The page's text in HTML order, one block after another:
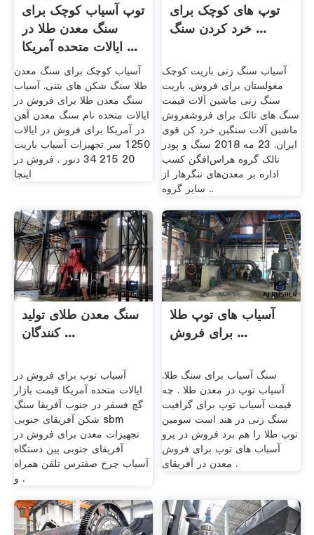
توپ آسیاب کوچک برای
سنگ معدن طلا در
ایالات متحده آمریکا ...
آسیاب کوچک برای سنگ معدن
طلا سنگ شکن های بتنی. آسیاب
سنگ معدن طلا برای فروش در
ایالات متحده نام سنگ معدن آهن
در آمریکا برای فروش در ایالات
1250 سر تجهیزات آسیاب باریت
20 215 34 دنور . فروش در
اینجا
توپ های کوچک برای
خرد کردن سنگ ...
آسیاب سنگ زنی باریت کوچک
مغولستان برای فروش. باریت
سنگ زنی ماشین آلات قیمت
سنگ های تالک برای فروشفروش
ماشین آلات سنگین خرد کن قوی
ایران. 23 مه 2018 سنگ و پودر
تالک گروه هراس‌افگن کسب
اداره‌ بر معدن‌های ننگرهار از
سایر گروه ..
سنگ معدن طلای تولید
کنندگان ...
آسیاب توپ برای فروش در
ایالات متحده آمریکا قیمت بازار
گچ فسفر در جنوب آفریقا سنگ
شکن آفریقای جنوبی sbm
تجهیزات معدن برای فروش در
آفریقای جنوبی پین دستگاه
آسیاب چرخ صفترس تلفن همراه
و .
آسیاب های توپ طلا
برای فروش ...
سنگ آسیاب برای سنگ طلا.
آسیاب توپ در معدن طلا . چه
قیمت آسیاب توپ برای گرافیت
سنگ زنی در هند است سومین
توپ طلا را هم برد فروش در پرو
آسیاب های توپ برای فروش
معدن در آفریقای .